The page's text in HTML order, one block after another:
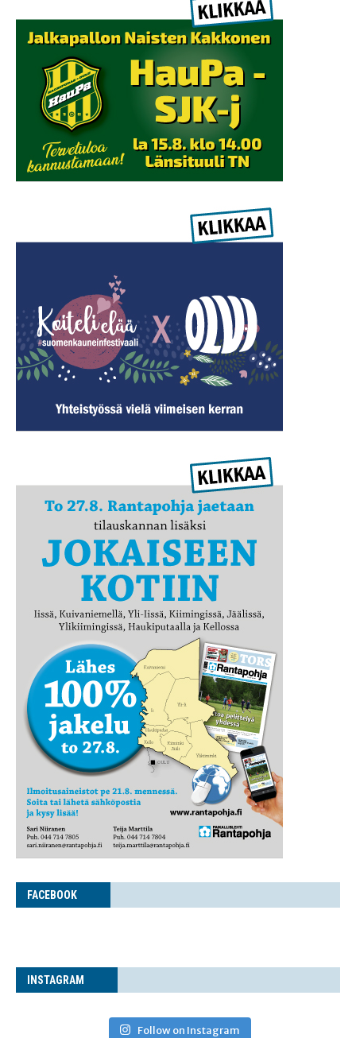
FACE­BOOK
INS­TA­GRAM
Follow on Instagram